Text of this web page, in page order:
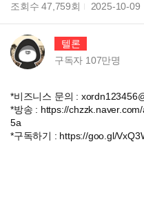
조회수47,759회 2025-10-09
텔론
구독자 107만명
*비즈니스 문의 :
*방송 : https://
5a
*구독하기 : https://goo.gl/